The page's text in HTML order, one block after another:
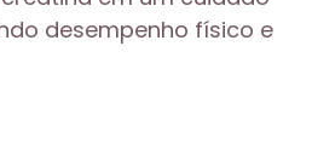
desempenho físico e